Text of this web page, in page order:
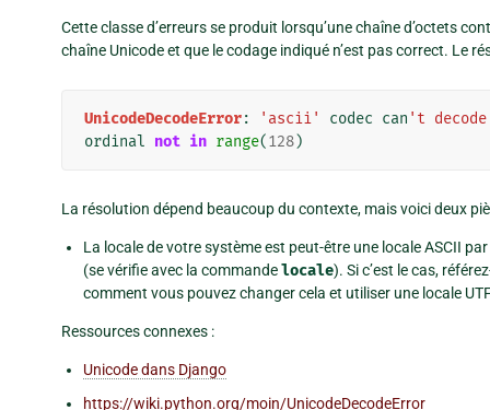
Cette classe d’erreurs se produit lorsqu’une chaîne d’octets
chaîne Unicode et que le codage indiqué n’est pas correct. Le
UnicodeDecodeError: 'ascii' codec can 't
ordinal not in range(128)
La résolution dépend beaucoup du contexte, mais voici deux
La locale de votre système est peut-être une locale ASCII
(se vérifie avec la commandelocale). Si c’est le cas,
comment vous pouvez changer cela et utiliser une locale
Ressources connexes :
Unicode dans Django
https://wiki.python.org/moin/UnicodeDecodeError